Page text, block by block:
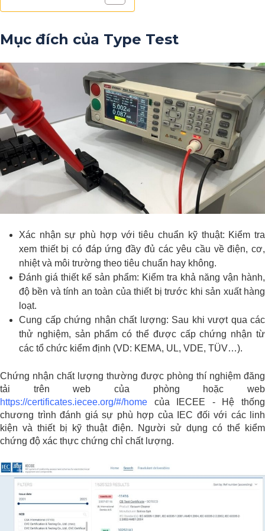
Mục đích của Type Test
Xác nhận sự phù hợp với tiêu chuẩn kỹ thuật: Kiểm tra
xem thiết bị có đáp ứng đầy đủ các yêu cầu về điện, cơ,
nhiệt và môi trường theo tiêu chuẩn hay không.
Đánh giá thiết kế sản phẩm: Kiểm tra khả năng vận hành,
độ bền và tính an toàn của thiết bị trước khi sản xuất hàng
loạt.
Cung cấp chứng nhận chất lượng: Sau khi vượt qua các
thử nghiệm, sản phẩm có thể được cấp chứng nhận từ
các tổ chức kiểm định (VD: KEMA, UL, VDE, TÜV…).
Chứng nhận chất lượng thường được phòng thí nghiệm đăng
tải trên web của phòng hoặc web
https://certificates.iecee.org/#/home của IECEE - Hệ thống
chương trình đánh giá sự phù hợp của IEC đối với các linh
kiện và thiết bị kỹ thuật điện. Người sử dụng có thể kiểm
chứng độ xác thực chứng chỉ chất lượng.